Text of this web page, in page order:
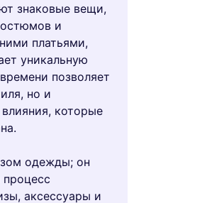
знаковые вещи,
и
платьями,
уникальную
позволяет
но и
которые
одежды; он
аксессуары и